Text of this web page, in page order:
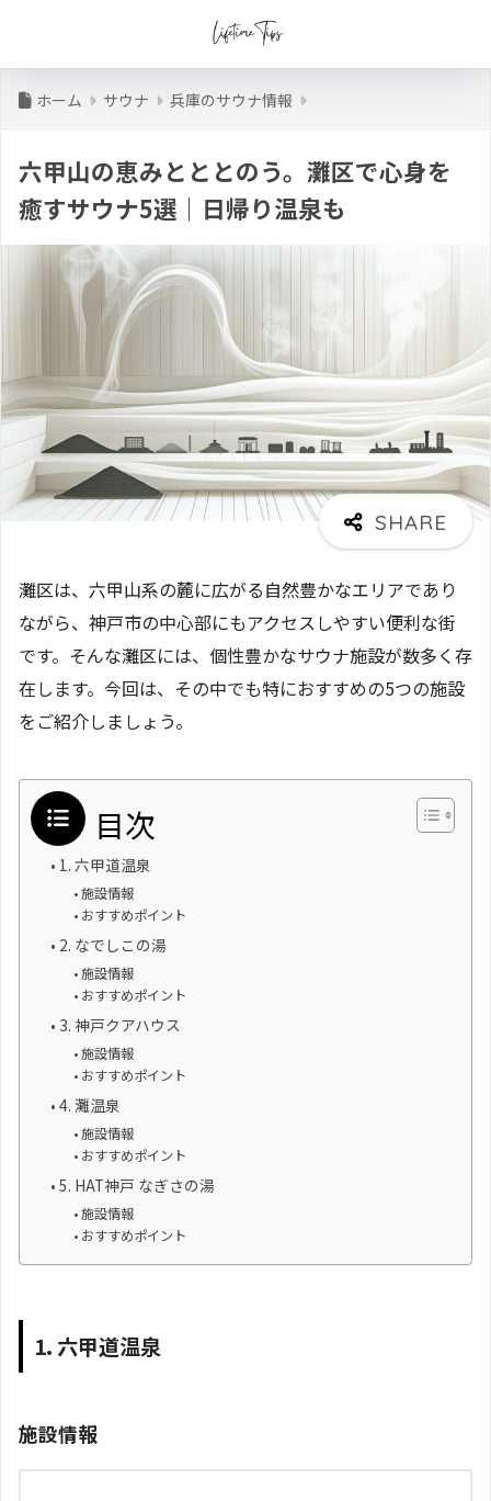
ホーム サウナ 兵庫のサウナ情報
六甲山の恵みとととのう。灘区で心身を
癒すサウナ5選｜日帰り温泉も
灘区は、六甲山系の麓に広がる自然豊かなエリアであり
ながら、神戸市の中心部にもアクセスしやすい便利な街
です。そんな灘区には、個性豊かなサウナ施設が数多く存
在します。今回は、その中でも特におすすめの5つの施設
をご紹介しましょう。
目次
1. 六甲道温泉
施設情報
おすすめポイント
2. なでしこの湯
施設情報
おすすめポイント
3. 神戸クアハウス
施設情報
おすすめポイント
4. 灘温泉
施設情報
おすすめポイント
5. HAT神戸 なぎさの湯
施設情報
おすすめポイント
1. 六甲道温泉
施設情報